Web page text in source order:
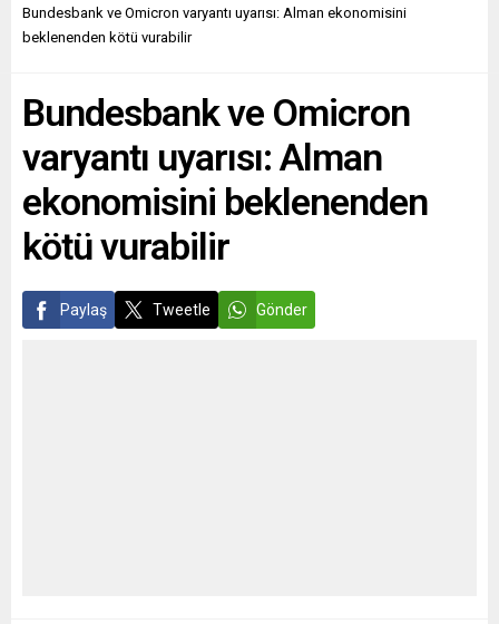
“Aşılama ve dikkat edilmesi
gereken sosyal önlemler
itibaren açık alanlarda
maskesiz dolaşılabilecektir.
Kapalı alanlarda...
tezgâhtan 150’sinin açık
bu mesafenin kimi zaman
haftada...
Bundesbank ve Omicron varyantı uyarısı: Alman ekonomisini
beklenenden kötü vurabilir
Bundesbank ve Omicron
varyantı uyarısı: Alman
ekonomisini beklenenden
kötü vurabilir
Paylaş Tweetle Gönder